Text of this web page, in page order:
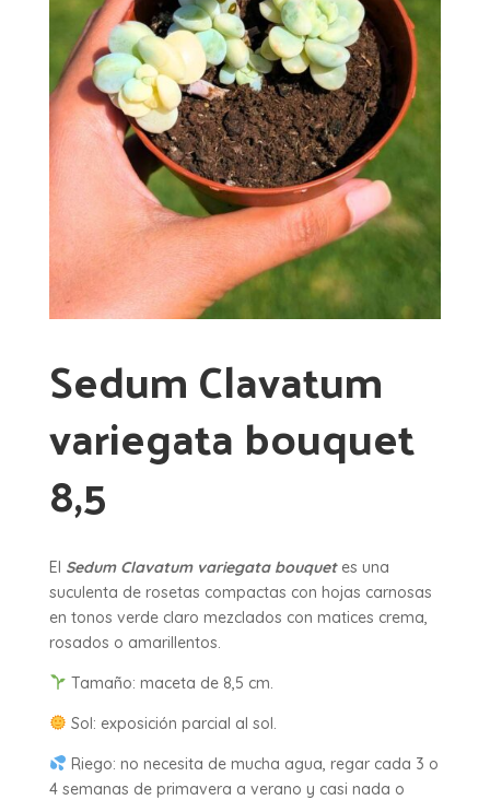
Sedum Clavatum
variegata bouquet
8,5
El Sedum Clavatum variegata bouquetes una
suculenta de rosetas compactas con hojas carnosas
en tonos verde claro mezclados con matices crema,
rosados o amarillentos.
Tamaño: maceta de 8,5 cm.
Sol: exposición parcial al sol.
Riego: no necesita de mucha agua, regar cada 3 o
4 semanas de primavera a verano y casi nada o